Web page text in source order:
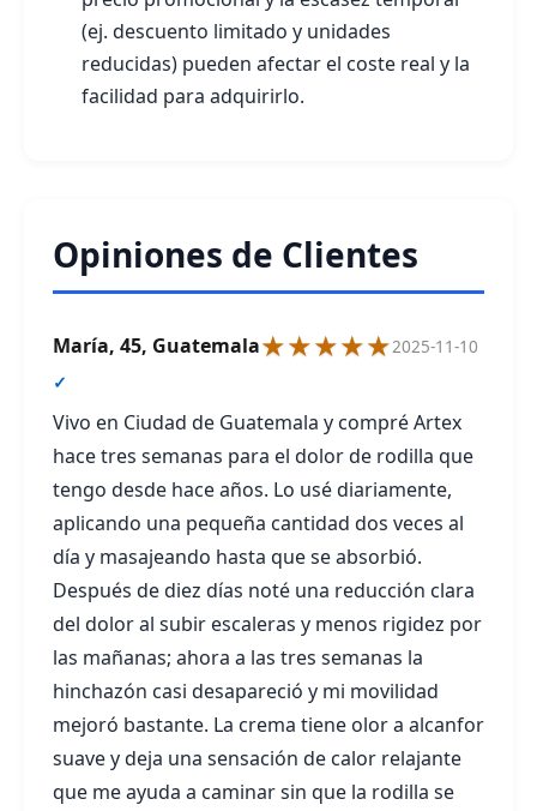
(ej. descuento limitado y unidades
reducidas) pueden afectar el coste real y la
facilidad para adquirirlo.
Opiniones de Clientes
María, 45, Guatemala★★★★★2025-11-10
✓
Vivo en Ciudad de Guatemala y compré Artex
hace tres semanas para el dolor de rodilla que
tengo desde hace años. Lo usé diariamente,
aplicando una pequeña cantidad dos veces al
día y masajeando hasta que se absorbió.
Después de diez días noté una reducción clara
del dolor al subir escaleras y menos rigidez por
las mañanas; ahora a las tres semanas la
hinchazón casi desapareció y mi movilidad
mejoró bastante. La crema tiene olor a alcanfor
suave y deja una sensación de calor relajante
que me ayuda a caminar sin que la rodilla se